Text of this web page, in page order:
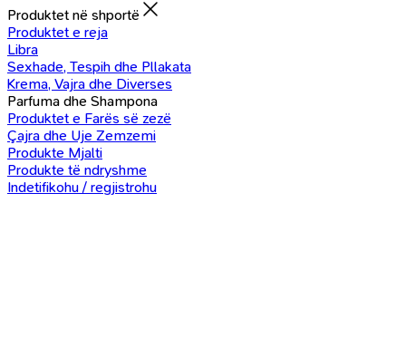
Produktet në shportë
Produktet e reja
Libra
Sexhade, Tespih dhe Pllakata
Krema, Vajra dhe Diverses
Parfuma dhe Shampona
Produktet e Farës së zezë
Çajra dhe Uje Zemzemi
Produkte Mjalti
Produkte të ndryshme
Indetifikohu / regjistrohu